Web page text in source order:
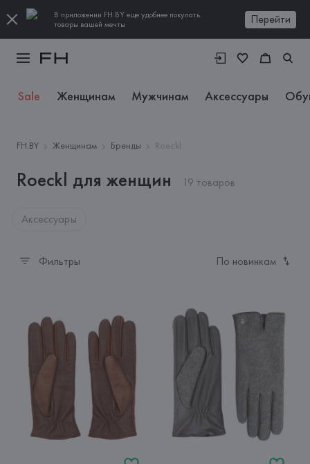
В приложении FH.BY еще удобнее покупать
товары вашей мечты
Перейти
Sale Женщинам Мужчинам Аксессуары
FH.BY Женщинам Бренды Roeckl
Roeckl для женщин 19 товаров
Аксессуары
Фильтры По новинкам